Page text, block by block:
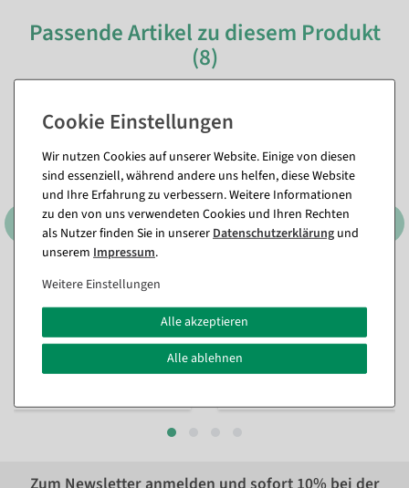
Passende Artikel zu diesem Produkt
(8)
%
3er Set Dekoringe, schwarz
17,79 € 7,08 €
Wir nutzen Cookies auf unserer Website. Einige von diesen
sind essenziell, während andere uns helfen, diese Website
und Ihre Erfahrung zu verbessern. Weitere Informationen
zu den von uns verwendeten Cookies und Ihren Rechten
als Nutzer finden Sie in unsererDaten­schutz­erklärung und
unserem Impressum.
Weitere Einstellungen
Alle akzeptieren
Alle ablehnen